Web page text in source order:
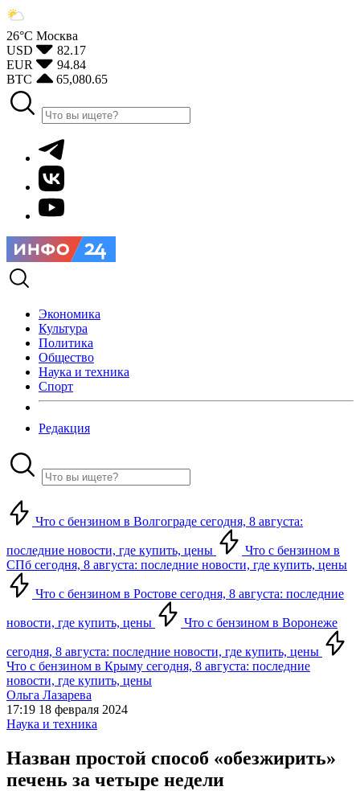
26°С Москва
USD
82.17
EUR
94.84
BTC
65,080.65
Экономика
Культура
Политика
Общество
Наука и техника
Спорт
Редакция
Что с бензином в Волгограде сегодня, 8 августа:
последние новости, где купить, цены
Что с бензином в
СПб сегодня, 8 августа: последние новости, где купить, цены
Что с бензином в Ростове сегодня, 8 августа: последние
новости, где купить, цены Что с бензином в Воронеже
сегодня, 8 августа: последние новости, где купить, цены
Что с бензином в Крыму сегодня, 8 августа: последние
новости, где купить, цены
Ольга Лазарева
17:19 18 февраля 2024
Наука и техника
Назван простой способ «обезжирить»
печень за четыре недели